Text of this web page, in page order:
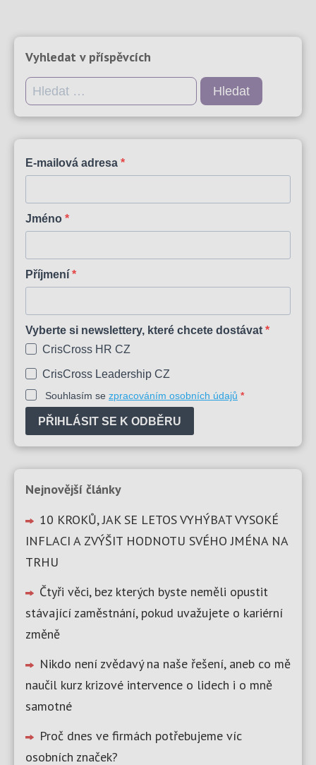
Vyhledat v příspěvcích
Vyhledávání
E-mailová adresa
Jméno
Příjmení
Vyberte si newslettery, které chcete dostávat
CrisCross HR CZ
CrisCross Leadership CZ
Souhlasím se zpracováním osobních údajů
PŘIHLÁSIT SE K ODBĚRU
Nejnovější články
10 KROKŮ, JAK SE LETOS VYHÝBAT VYSOKÉ
INFLACI A ZVÝŠIT HODNOTU SVÉHO JMÉNA NA
TRHU
Čtyři věci, bez kterých byste neměli opustit
stávající zaměstnání, pokud uvažujete o kariérní
změně
Nikdo není zvědavý na naše řešení, aneb co mě
naučil kurz krizové intervence o lidech i o mně
samotné
Proč dnes ve firmách potřebujeme víc
osobních značek?